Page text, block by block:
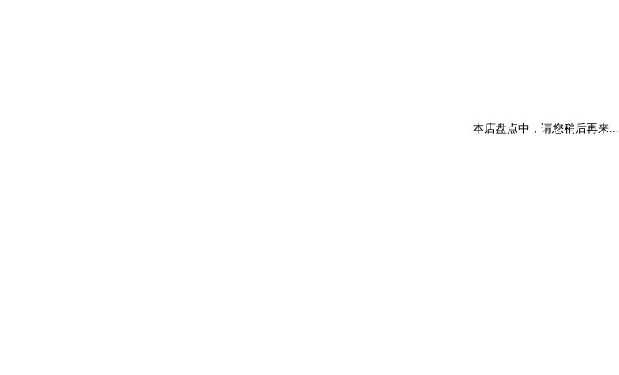
本店盘点中，请您稍后再来...